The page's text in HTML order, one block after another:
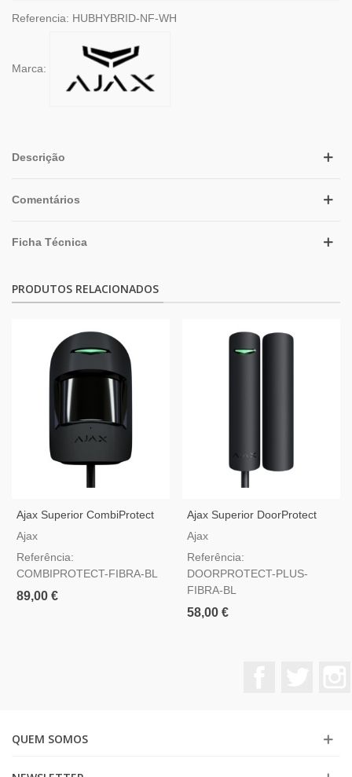
Referencia: HUBHYBRID-NF-WH
Marca:
Descrição
Comentários
Ficha Técnica
PRODUTOS RELACIONADOS
Ajax Superior CombiProtect
Fibra Preto — Detetor De
Vidro
Ajax
Referência:
COMBIPROTECT-FIBRA-BL
89,00 €
Ajax Superior DoorProtect
Plus Fibra Preto — Detetor
Inclinação
Ajax
Referência:
DOORPROTECT-PLUS-
FIBRA-BL
58,00 €
QUEM SOMOS